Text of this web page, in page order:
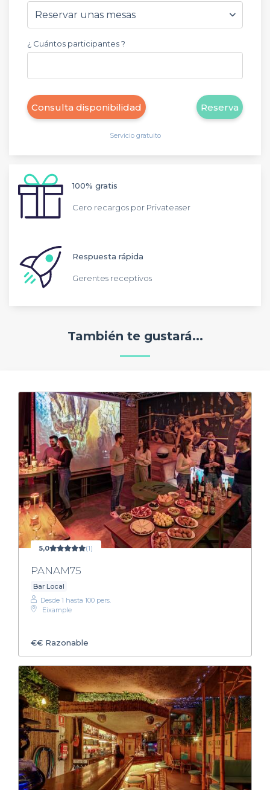
¿ Cuántos participantes ?
Reserva
Consulta disponibilidad
Servicio gratuito
100% gratis
Cero recargos por Privateaser
Respuesta rápida
Gerentes receptivos
También te gustará...
5,0 (1)
PANAM75
Bar Local
Desde 1 hasta 100 pers.
Eixample
€€ Razonable